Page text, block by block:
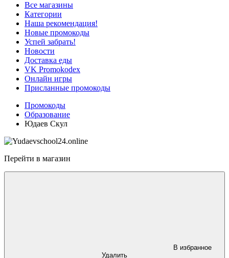
Все магазины
Категории
Наша рекомендация!
Новые промокоды
Успей забрать!
Новости
Доставка еды
VK Promokodex
Онлайн игры
Присланные промокоды
Промокоды
Образование
Юдаев Скул
Перейти в магазин
В избранное
Удалить